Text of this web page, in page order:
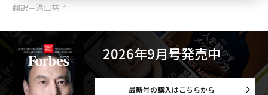
翻訳＝溝口慈子
2026年9月号発売中
最新号の購入はこちらから